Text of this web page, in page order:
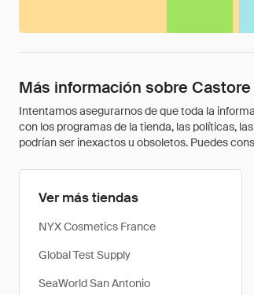
Más información sobre Castore
Intentamos asegurarnos de que toda la
con los programas de la tienda, las políticas,
podrían ser inexactos u obsoletos. Puedes
Ver más tiendas
NYX Cosmetics France
Global Test Supply
SeaWorld San Antonio